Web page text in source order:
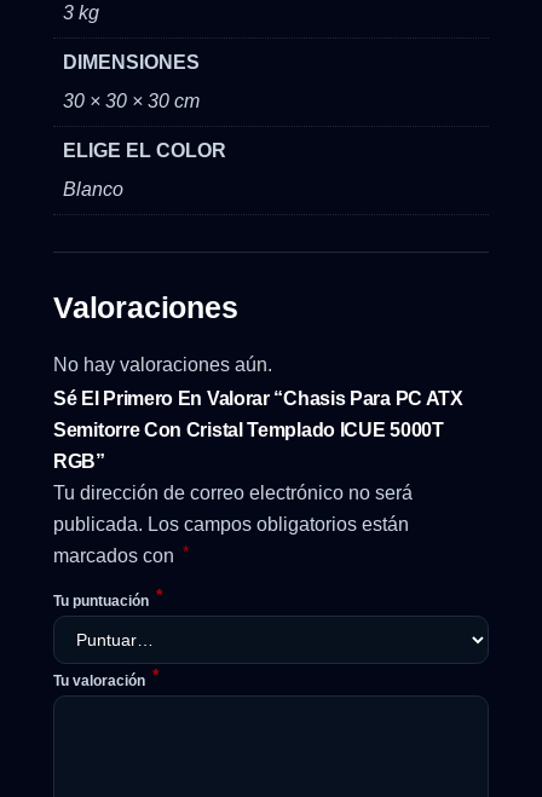
3 kg
DIMENSIONES
30 × 30 × 30 cm
ELIGE EL COLOR
Blanco
Valoraciones
No hay valoraciones aún.
Sé El Primero En Valorar “Chasis Para PC ATX
Semitorre Con Cristal Templado ICUE 5000T
RGB”
Tu dirección de correo electrónico no será
publicada. Los campos obligatorios están
marcados con *
Tu puntuación *
Tu valoración *